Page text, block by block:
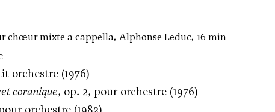
chœur mixte a cappella, Alphonse Leduc, 16 min
orchestre (1976)
coranique, op. 2, pour orchestre (1976)